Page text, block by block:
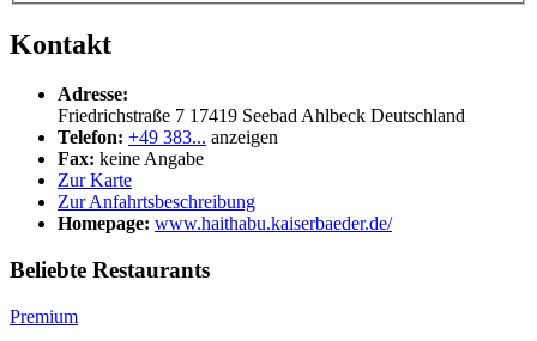
Kontakt
Adresse:
Friedrichstraße 7 17419 Seebad Ahlbeck Deutschland
Telefon: +49 383... anzeigen
Fax: keine Angabe
Zur Karte
Zur Anfahrtsbeschreibung
Homepage: www.haithabu.kaiserbaeder.de/
Beliebte Restaurants
Premium